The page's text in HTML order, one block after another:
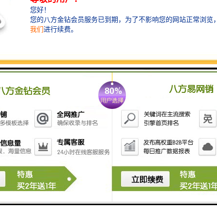
7. **人性化设计**：操作界面友好，便于用户使用，同
时也可根据需要进行个性化设置。
广场和企业等，满足不同的需求。
9. **能耗低**：大多数现代自动升旗系统采用节能设
计，降低运行成本。
这些特点使得自动升旗控制系统在现代化管理中越来越
受到重视，能够提高工作的性和便利性。